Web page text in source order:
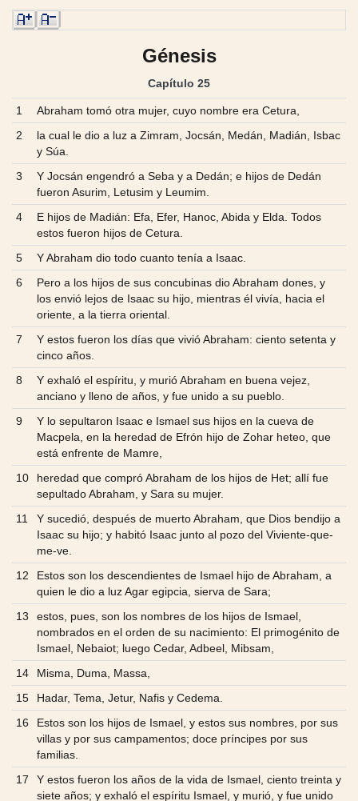
Génesis
Capítulo 25
1
Abraham tomó otra mujer, cuyo nombre era Cetura,
2
la cual le dio a luz a Zimram, Jocsán, Medán, Madián, Isbac
y Súa.
3
Y Jocsán engendró a Seba y a Dedán; e hijos de Dedán
fueron Asurim, Letusim y Leumim.
4
E hijos de Madián: Efa, Efer, Hanoc, Abida y Elda. Todos
estos fueron hijos de Cetura.
5
Y Abraham dio todo cuanto tenía a Isaac.
6
Pero a los hijos de sus concubinas dio Abraham dones, y
los envió lejos de Isaac su hijo, mientras él vivía, hacia el
oriente, a la tierra oriental.
7
Y estos fueron los días que vivió Abraham: ciento setenta y
cinco años.
8
Y exhaló el espíritu, y murió Abraham en buena vejez,
anciano y lleno de años, y fue unido a su pueblo.
9
Y lo sepultaron Isaac e Ismael sus hijos en la cueva de
Macpela, en la heredad de Efrón hijo de Zohar heteo, que
está enfrente de Mamre,
10
heredad que compró Abraham de los hijos de Het; allí fue
sepultado Abraham, y Sara su mujer.
11
Y sucedió, después de muerto Abraham, que Dios bendijo a
Isaac su hijo; y habitó Isaac junto al pozo del Viviente-que-
me-ve.
12
Estos son los descendientes de Ismael hijo de Abraham, a
quien le dio a luz Agar egipcia, sierva de Sara;
13
estos, pues, son los nombres de los hijos de Ismael,
nombrados en el orden de su nacimiento: El primogénito de
Ismael, Nebaiot; luego Cedar, Adbeel, Mibsam,
14
Misma, Duma, Massa,
15
Hadar, Tema, Jetur, Nafis y Cedema.
16
Estos son los hijos de Ismael, y estos sus nombres, por sus
villas y por sus campamentos; doce príncipes por sus
familias.
17
Y estos fueron los años de la vida de Ismael, ciento treinta y
siete años; y exhaló el espíritu Ismael, y murió, y fue unido